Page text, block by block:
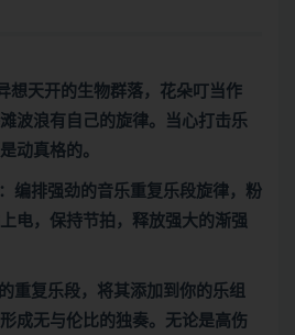
想天开的生物群落，花朵叮当作
波浪有自己的旋律。当心打击乐
动真格的。
编排强劲的音乐重复乐段旋律，粉
电，保持节拍，释放强大的渐强
重复乐段，将其添加到你的乐组
成无与伦比的独奏。无论是高伤